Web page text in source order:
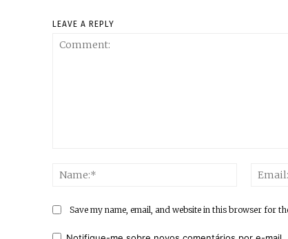
LEAVE A REPLY
Name:*
Save my name, email, and website in this browser for